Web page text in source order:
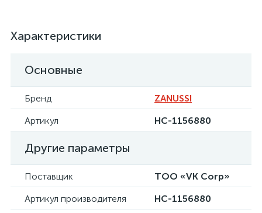
Характеристики
Основные
Бренд
ZANUSSI
Артикул
НС-1156880
Другие параметры
Поставщик
ТОО «VK Corp»
Артикул производителя
НС-1156880